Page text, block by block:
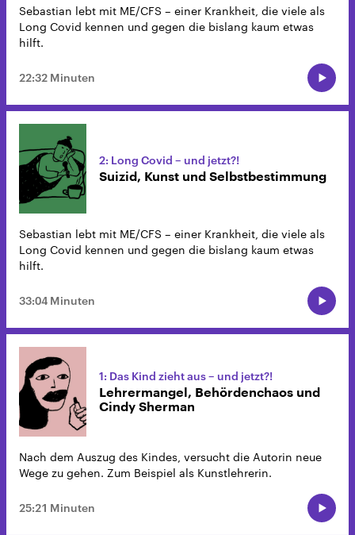
Sebastian lebt mit ME/CFS – einer Krankheit, die viele als
Long Covid kennen und gegen die bislang kaum etwas
hilft.
22:32 Minuten
2: Long Covid – und jetzt?!
Suizid, Kunst und Selbstbestimmung
Sebastian lebt mit ME/CFS – einer Krankheit, die viele als
Long Covid kennen und gegen die bislang kaum etwas
hilft.
33:04 Minuten
1: Das Kind zieht aus – und jetzt?!
Lehrermangel, Behördenchaos und
Cindy Sherman
Nach dem Auszug des Kindes, versucht die Autorin neue
Wege zu gehen. Zum Beispiel als Kunstlehrerin.
25:21 Minuten